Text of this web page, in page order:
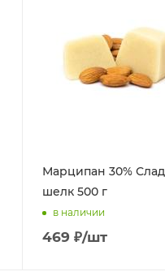
Марципан 30%
шелк 500 г
в наличии
469 ₽/шт